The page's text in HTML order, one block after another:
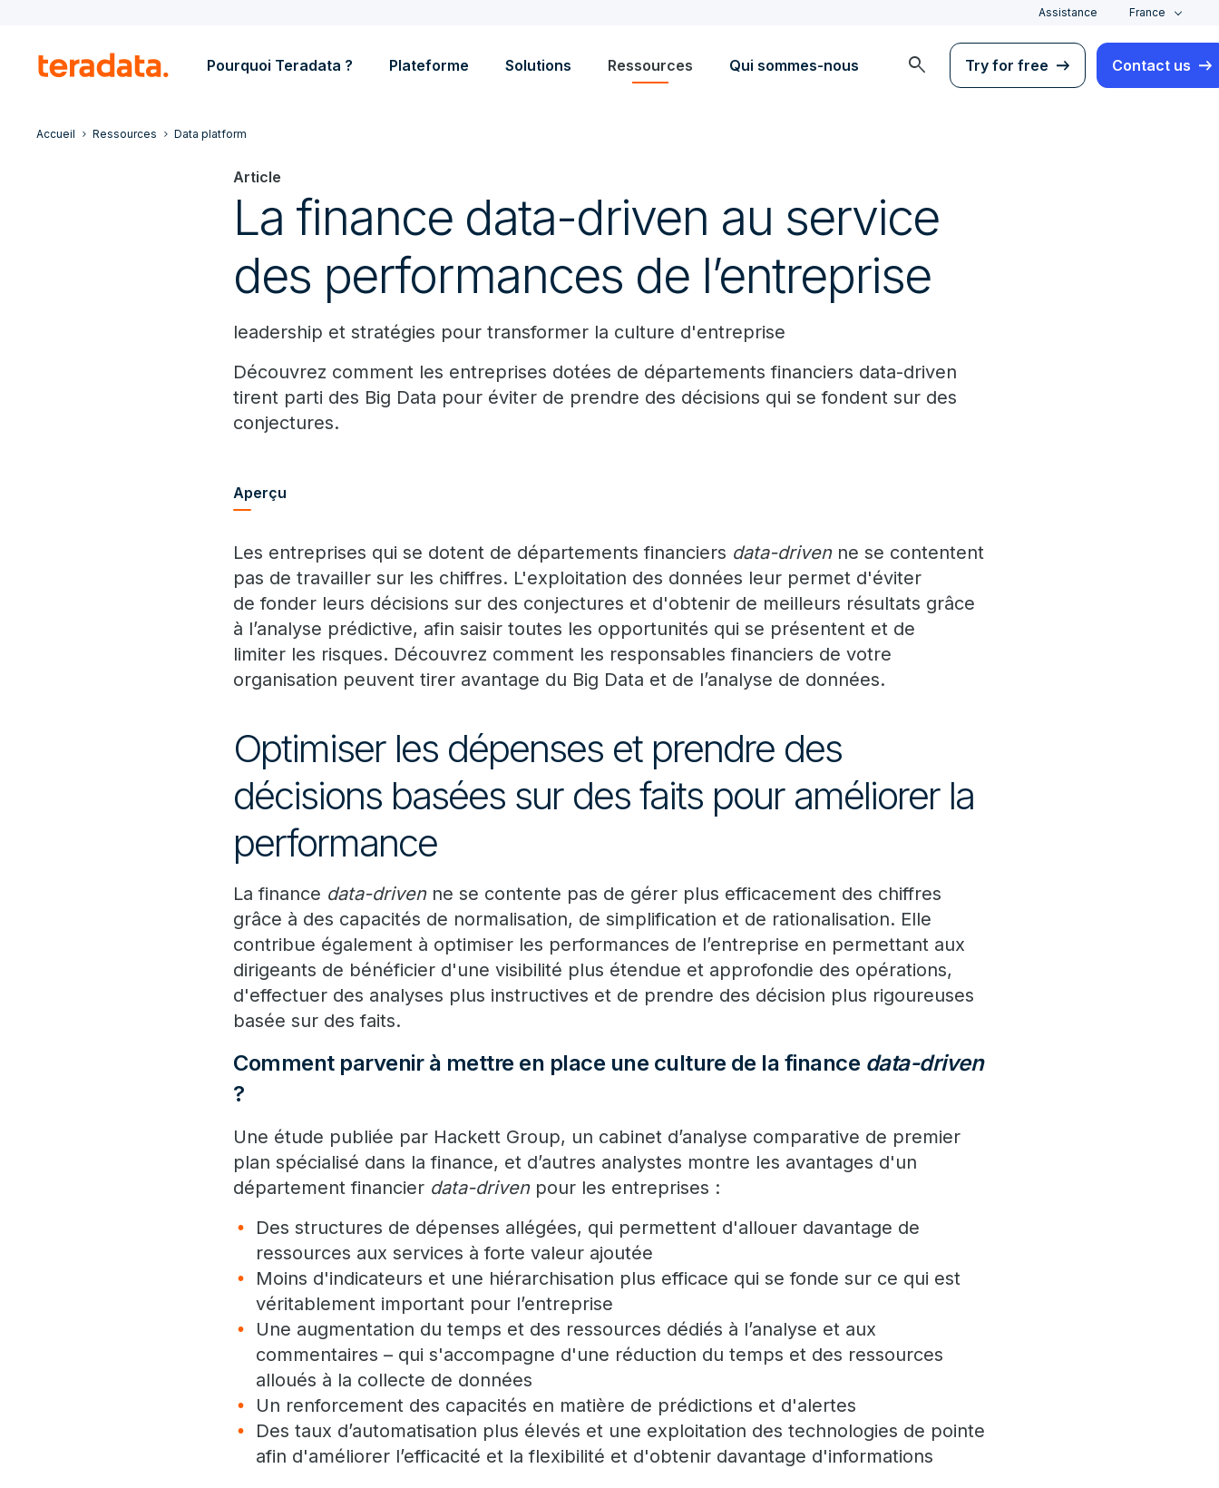
Assistance France
Pourquoi Teradata ? Plateforme Solutions Ressources Qui sommes-nous search Try for free Contact us
Accueil Ressources Data platform
Article
La finance data-driven au service
des performances de l’entreprise
leadership et stratégies pour transformer la culture d'entreprise
Découvrez comment les entreprises dotées de départements financiers data-driven
tirent parti des Big Data pour éviter de prendre des décisions qui se fondent sur des
conjectures.
Aperçu
Les entreprises qui se dotent de départements financiers data-driven ne se contentent
pas de travailler sur les chiffres. L'exploitation des données leur permet d'éviter
de fonder leurs décisions sur des conjectures et d'obtenir de meilleurs résultats grâce
à l’analyse prédictive, afin saisir toutes les opportunités qui se présentent et de
limiter les risques. Découvrez comment les responsables financiers de votre
organisation peuvent tirer avantage du Big Data et de l’analyse de données.
Optimiser les dépenses et prendre des
décisions basées sur des faits pour améliorer la
performance
La finance data-drivenne se contente pas de gérer plus efficacement des chiffres
grâce à des capacités de normalisation, de simplification et de rationalisation. Elle
contribue également à optimiser les performances de l’entreprise en permettant aux
dirigeants de bénéficier d'une visibilité plus étendue et approfondie des opérations,
d'effectuer des analyses plus instructives et de prendre des décision plus rigoureuses
basée sur des faits.
Comment parvenir à mettre en place une culture de la finance data-driven
?
Une étude publiée par Hackett Group, un cabinet d’analyse comparative de premier
plan spécialisé dans la finance, et d’autres analystes montre les avantages d'un
département financier data-drivenpour les entreprises :
Des structures de dépenses allégées, qui permettent d'allouer davantage de
ressources aux services à forte valeur ajoutée
Moins d'indicateurs et une hiérarchisation plus efficace qui se fonde sur ce qui est
véritablement important pour l’entreprise
Une augmentation du temps et des ressources dédiés à l’analyse et aux
commentaires – qui s'accompagne d'une réduction du temps et des ressources
alloués à la collecte de données
Un renforcement des capacités en matière de prédictions et d'alertes
Des taux d’automatisation plus élevés et une exploitation des technologies de pointe
afin d'améliorer l’efficacité et la flexibilité et d'obtenir davantage d'informations